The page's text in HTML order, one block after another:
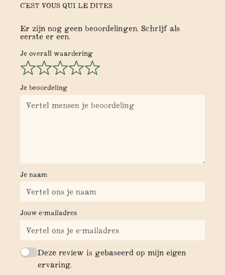
C'EST VOUS QUI LE DITES
Er zijn nog geen beoordelingen. Schrijf als
eerste er een.
Je overall waardering
Je beoordeling
Je naam
Jouw e-mailadres
Deze review is gebaseerd op mijn eigen
ervaring.